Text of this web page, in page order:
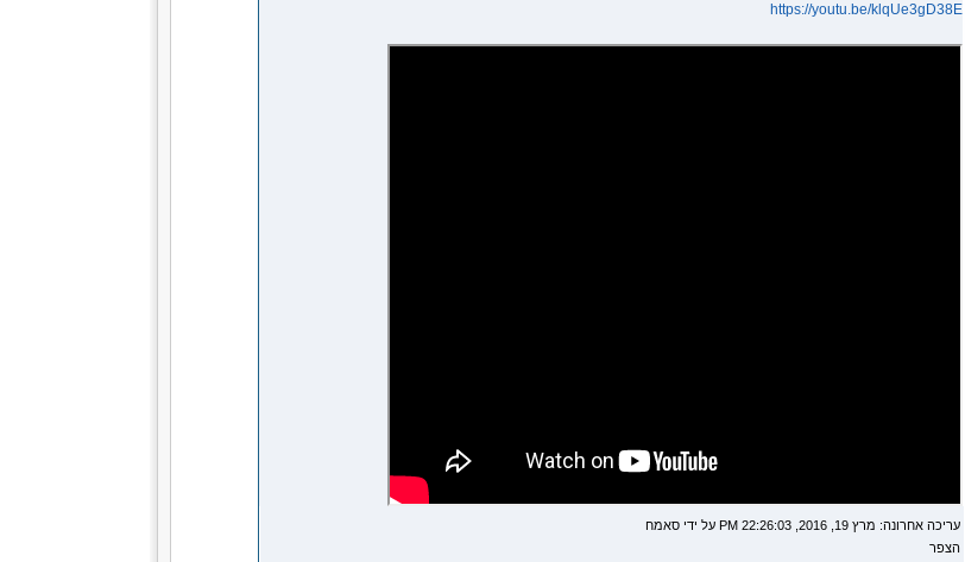
https://youtu.be/klqUe3gD38E
עריכה אחרונה: מרץ 19, 2016, 22:26:03 PM על ידי סאמח
הצפר